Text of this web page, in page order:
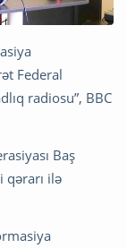
Federal
radiosu”, BBC
Baş
ilə